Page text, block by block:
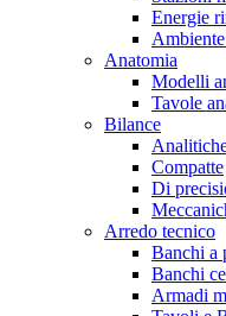
Energie
Anatomia
Modelli
Tavole
Bilance
Compatte
Di
Arredo tecnico
Banchi a
Banchi
Armadi